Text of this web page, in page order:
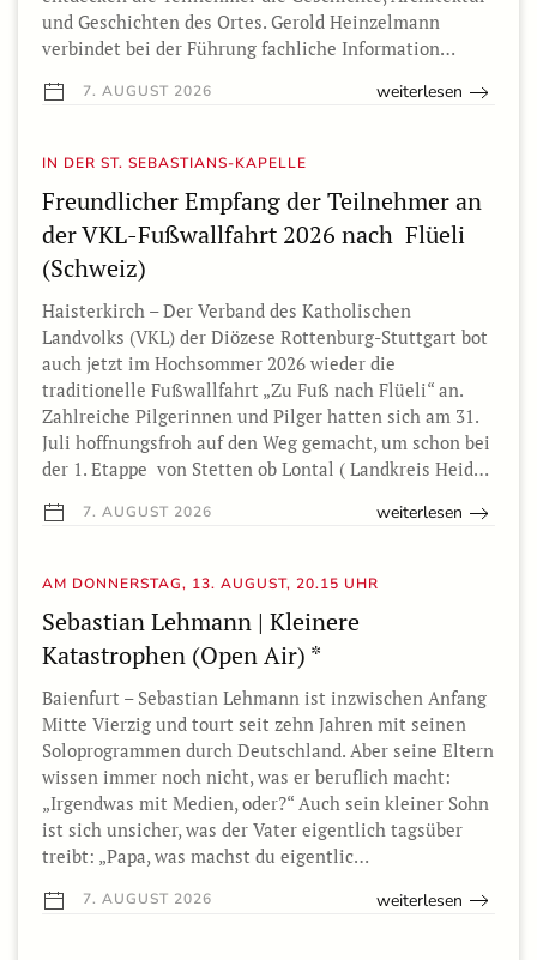
und Geschichten des Ortes. Gerold Heinzelmann
verbindet bei der Führung fachliche Information…
7. AUGUST 2026 weiterlesen
IN DER ST. SEBASTIANS-KAPELLE
Freundlicher Empfang der Teilnehmer an
der VKL-Fußwallfahrt 2026 nach Flüeli
(Schweiz)
Haisterkirch – Der Verband des Katholischen
Landvolks (VKL) der Diözese Rottenburg-Stuttgart bot
auch jetzt im Hochsommer 2026 wieder die
traditionelle Fußwallfahrt „Zu Fuß nach Flüeli“ an.
Zahlreiche Pilgerinnen und Pilger hatten sich am 31.
Juli hoffnungsfroh auf den Weg gemacht, um schon bei
der 1. Etappe von Stetten ob Lontal ( Landkreis Heid…
7. AUGUST 2026 weiterlesen
AM DONNERSTAG, 13. AUGUST, 20.15 UHR
Sebastian Lehmann | Kleinere
Katastrophen (Open Air) *
Baienfurt – Sebastian Lehmann ist inzwischen Anfang
Mitte Vierzig und tourt seit zehn Jahren mit seinen
Soloprogrammen durch Deutschland. Aber seine Eltern
wissen immer noch nicht, was er beruflich macht:
„Irgendwas mit Medien, oder?“ Auch sein kleiner Sohn
ist sich unsicher, was der Vater eigentlich tagsüber
treibt: „Papa, was machst du eigentlic…
7. AUGUST 2026 weiterlesen